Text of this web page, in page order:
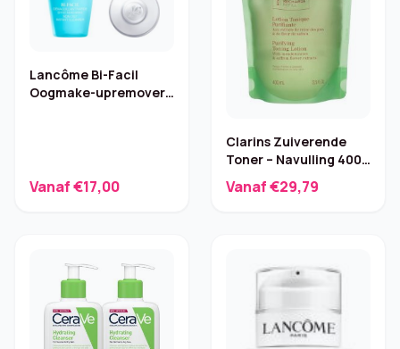
Lancôme Bi-Facil
Oogmake-upremover
Vanaf €17,00
Clarins Zuiverende
Toner – Navulling 400
Vanaf €29,79